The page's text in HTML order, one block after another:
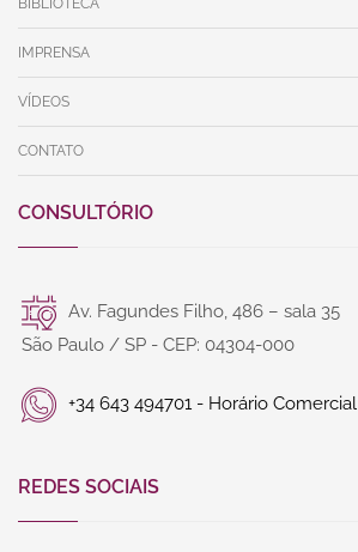
BIBLIOTECA
IMPRENSA
VÍDEOS
CONTATO
CONSULTÓRIO
Av. Fagundes Filho, 486 – sala 35
São Paulo / SP - CEP: 04304-000
+34 643 494701 - Horário Comercial
REDES SOCIAIS